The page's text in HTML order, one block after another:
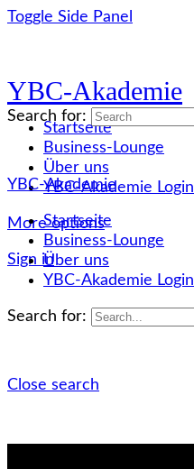
Toggle Side Panel
Startseite
Business-Lounge
Über uns
YBC-Akademie Login
More options
Sign in
YBC-Akademie
Search for:
YBC-Akademie
Startseite
Business-Lounge
Über uns
YBC-Akademie Login
Search for:
Close search